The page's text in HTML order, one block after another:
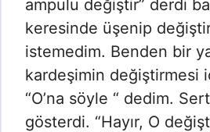
ampulu değiştir” derdi
keresinde üşenip
istemedim. Benden bir
kardeşimin değiştirmesi
“O’na söyle “ dedim.
gösterdi. “Hayır, O